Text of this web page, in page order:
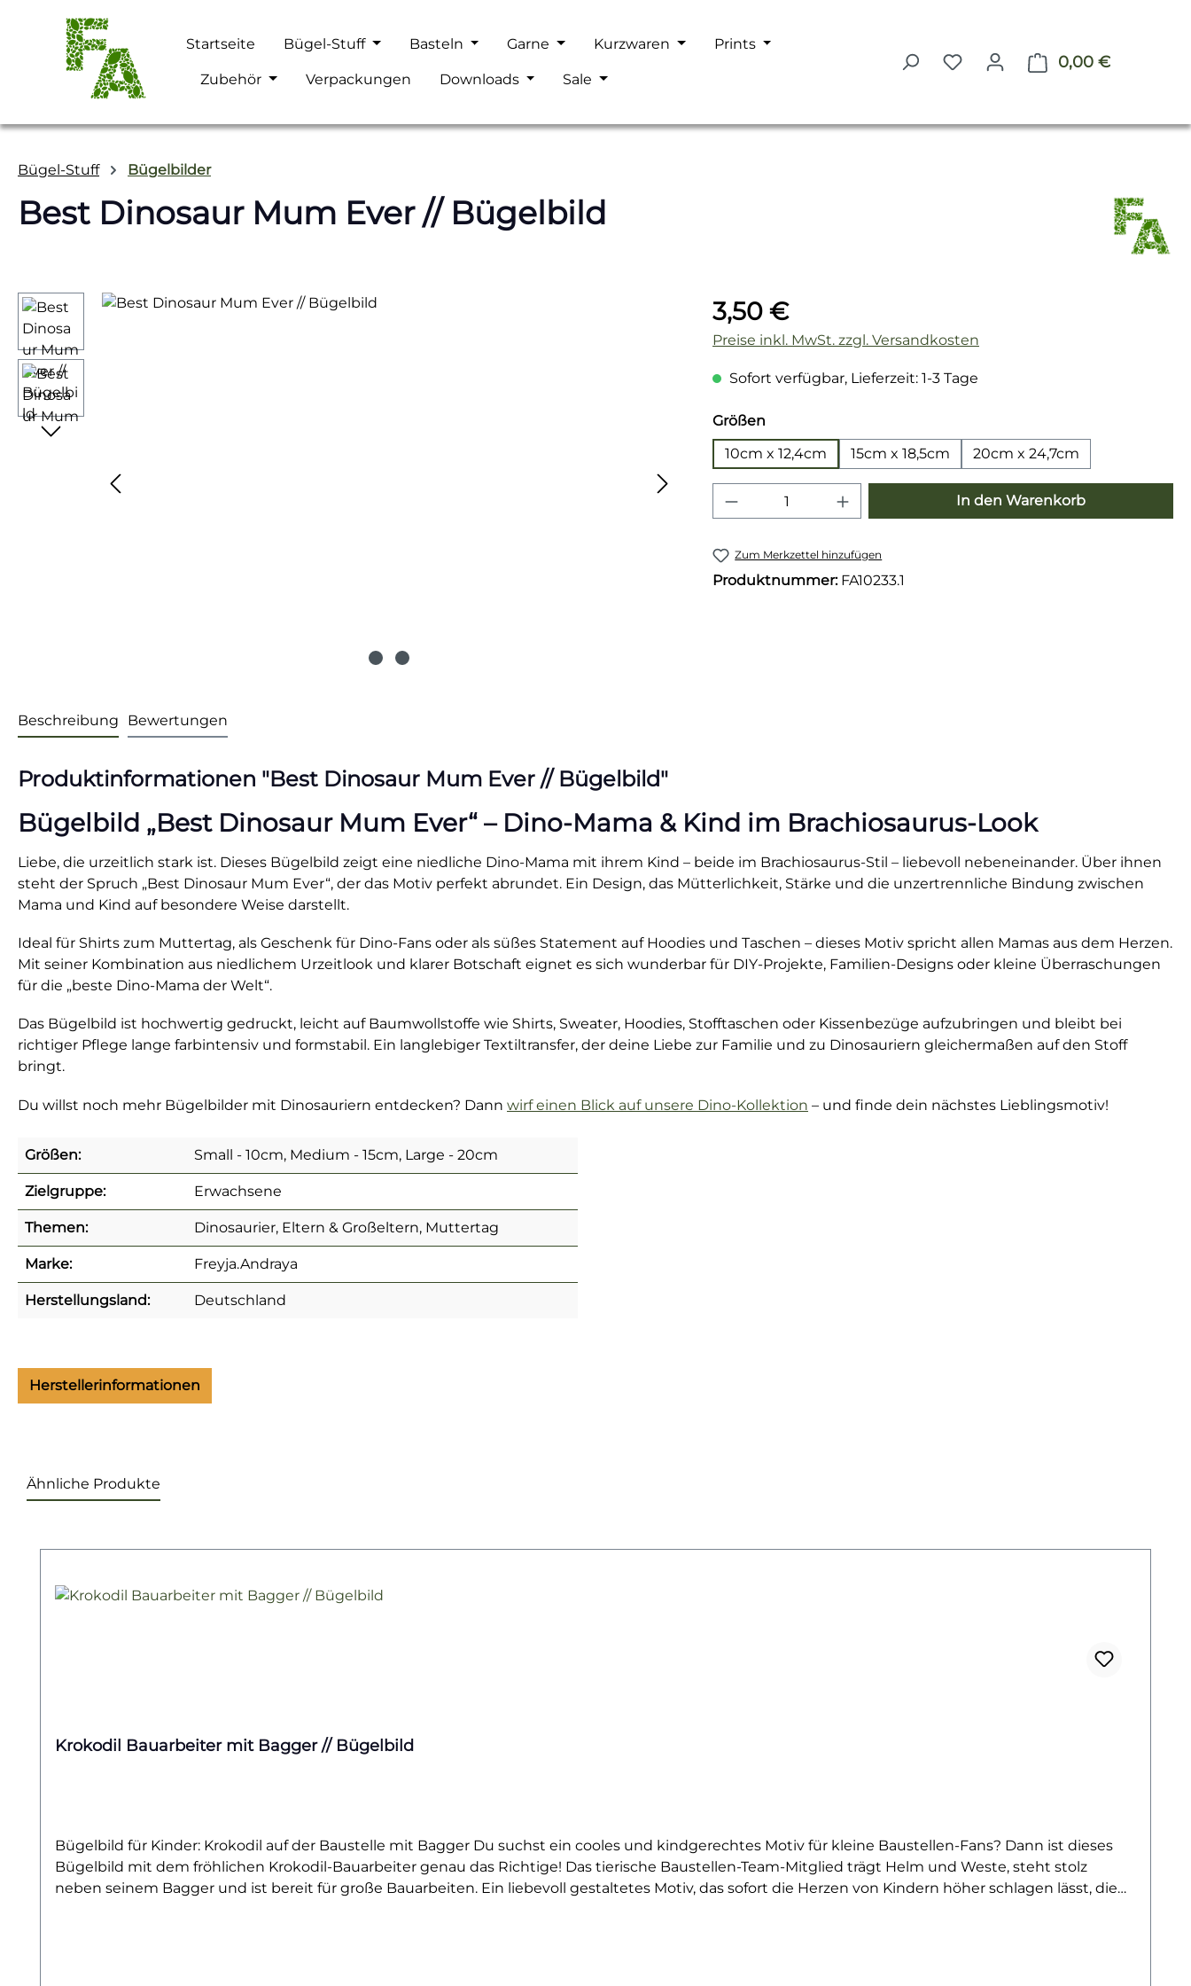
Hauptinhalt springen
Zur Suche springen
Zur Hauptnavigation springen
Startseite
Bügel-Stuff Basteln Garne Kurzwaren Prints
Zubehör Verpackungen Downloads Sale
0,00 €
Bügel-Stuff Bügelbilder
Best Dinosaur Mum Ever // Bügelbild
Bildergalerie überspringen Regulärer Preis:
3,50 €
Preise inkl. MwSt. zzgl. Versandkosten
Sofort verfügbar, Lieferzeit: 1-3 Tage
Größen
10cm x 12,4cm
15cm x 18,5cm 20cm x 24,7cm
Produkt Anzahl: Gib den gewünschten
In den Warenkorb
Zum Merkzettel hinzufügen
Produktnummer: FA10233.1
Beschreibung Bewertungen
Produktinformationen "Best Dinosaur Mum Ever // Bügelbild"
Bügelbild „Best Dinosaur Mum Ever“ – Dino-Mama & Kind im Brachiosaurus-Look
Liebe, die urzeitlich stark ist. Dieses Bügelbild zeigt eine niedliche Dino-Mama mit ihrem Kind – beide im Brachiosaurus-Stil – liebevoll nebeneinander. Über ihnen
steht der Spruch „Best Dinosaur Mum Ever“, der das Motiv perfekt abrundet. Ein Design, das Mütterlichkeit, Stärke und die unzertrennliche Bindung zwischen
Mama und Kind auf besondere Weise darstellt.
Ideal für Shirts zum Muttertag, als Geschenk für Dino-Fans oder als süßes Statement auf Hoodies und Taschen – dieses Motiv spricht allen Mamas aus dem Herzen.
Mit seiner Kombination aus niedlichem Urzeitlook und klarer Botschaft eignet es sich wunderbar für DIY-Projekte, Familien-Designs oder kleine Überraschungen
für die „beste Dino-Mama der Welt“.
Das Bügelbild ist hochwertig gedruckt, leicht auf Baumwollstoffe wie Shirts, Sweater, Hoodies, Stofftaschen oder Kissenbezüge aufzubringen und bleibt bei
richtiger Pflege lange farbintensiv und formstabil. Ein langlebiger Textiltransfer, der deine Liebe zur Familie und zu Dinosauriern gleichermaßen auf den Stoff
bringt.
Du willst noch mehr Bügelbilder mit Dinosauriern entdecken? Dann wirf einen Blick auf unsere Dino-Kollektion – und finde dein nächstes Lieblingsmotiv!
Größen: Small - 10cm, Medium - 15cm, Large - 20cm
Zielgruppe: Erwachsene
Themen: Dinosaurier, Eltern & Großeltern, Muttertag
Marke: Freyja.Andraya
Herstellungsland: Deutschland
Herstellerinformationen
Ähnliche Produkte
Krokodil Bauarbeiter mit Bagger // Bügelbild
Bügelbild für Kinder: Krokodil auf der Baustelle mit Bagger Du suchst ein cooles und kindgerechtes Motiv für kleine Baustellen-Fans? Dann ist dieses
Bügelbild mit dem fröhlichen Krokodil-Bauarbeiter genau das Richtige! Das tierische Baustellen-Team-Mitglied trägt Helm und Weste, steht stolz
neben seinem Bagger und ist bereit für große Bauarbeiten. Ein liebevoll gestaltetes Motiv, das sofort die Herzen von Kindern höher schlagen lässt, die